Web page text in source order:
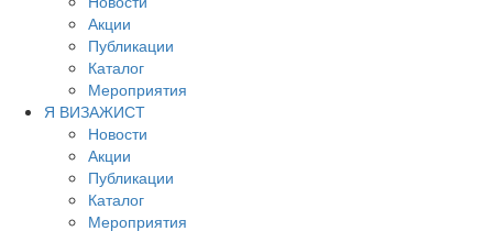
Акции
Публикации
Каталог
Мероприятия
Я ВИЗАЖИСТ
Новости
Акции
Публикации
Каталог
Мероприятия